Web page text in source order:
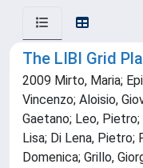
The LIBI Grid
2009 Mirto, Maria;
Vincenzo; Aloisio,
Gaetano; Leo, Pietro;
Lisa; Di Lena, Pietro;
Domenica; Grillo,